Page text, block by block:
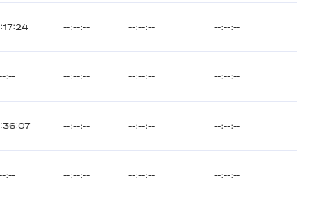
--:--:-- --:--:-- --:--:--
:-- --:--:-- --:--:-- --:--:--
--:--:-- --:--:-- --:--:--
:-- --:--:-- --:--:-- --:--:--